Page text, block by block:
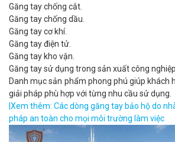
Găng tay chống cắt.
Găng tay chống dầu.
Găng tay cơ khí.
Găng tay điện tử.
Găng tay kho vận.
Găng tay sử dụng trong sản xuất công nghiệp.
Danh mục sản phẩm phong phú giúp khách
giải pháp phù hợp với từng nhu cầu sử dụng.
|Xem thêm: Các dòng găng tay bảo hộ do
pháp an toàn cho mọi môi trường làm việc